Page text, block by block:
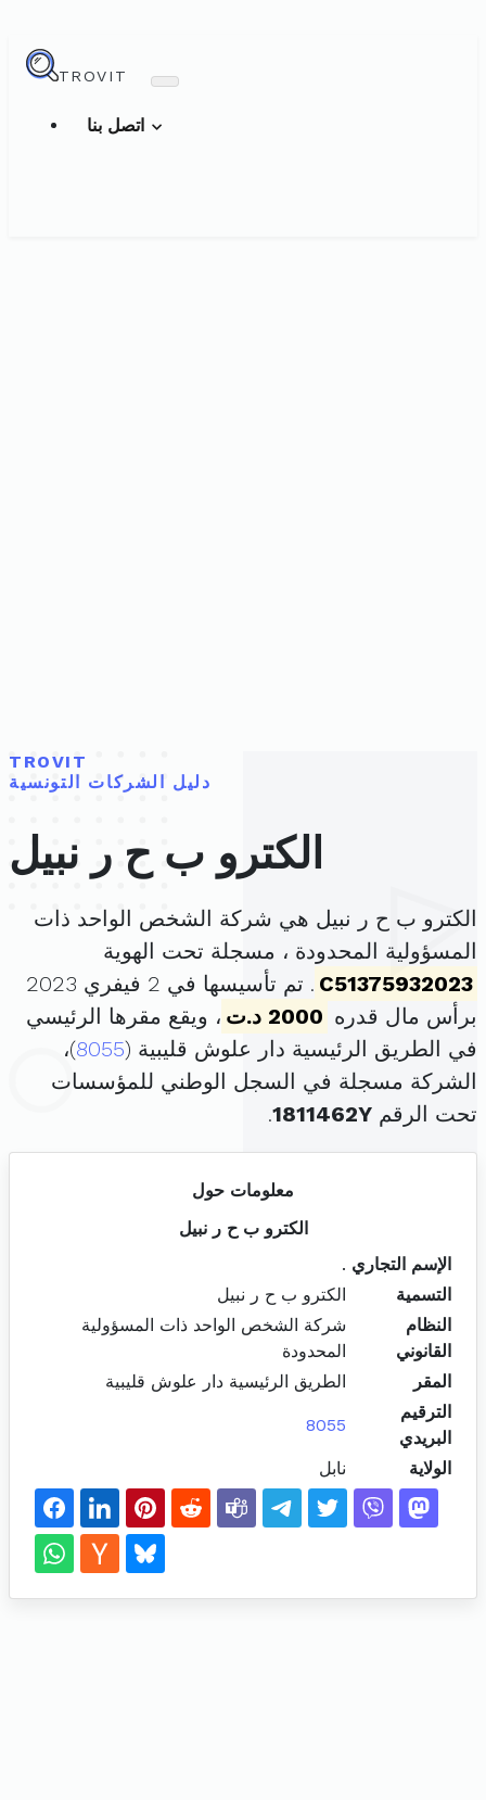
TROVIT
TROVIT
دليل الشركات التونسية
الكترو ب ح ر نبيل
الكترو ب ح ر نبيل هي شركة الشخص الواحد ذات
المسؤولية المحدودة ، مسجلة تحت الهوية
C51375932023
. تم تأسيسها في 2 فيفري 2023
برأس مال قدره 2000 د.ت
، ويقع مقرها الرئيسي
في الطريق الرئيسية دار علوش قليبية (8055)،
الشركة مسجلة في السجل الوطني للمؤسسات
تحت الرقم 1811462Y
.
معلومات حول
الكترو ب ح ر نبيل
الإسم التجاري .
التسمية
الكترو ب ح ر نبيل
النظام
القانوني
شركة الشخص الواحد ذات المسؤولية
المحدودة
المقر
الطريق الرئيسية دار علوش قليبية
الترقيم
البريدي
8055
الولاية نابل